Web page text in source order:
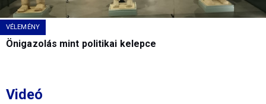
VÉLEMÉNY
Önigazolás mint politikai kelepce
Videó